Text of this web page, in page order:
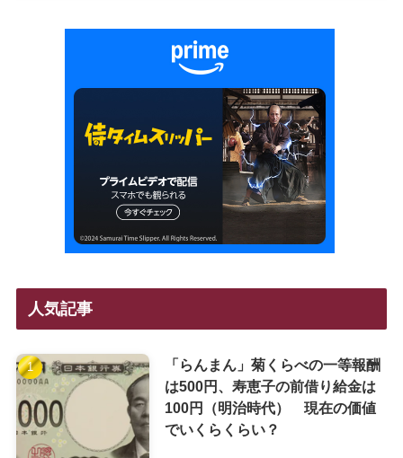
人気記事
「らんまん」菊くらべの一等報酬
は500円、寿恵子の前借り給金は
100円（明治時代） 現在の価値
でいくらくらい？